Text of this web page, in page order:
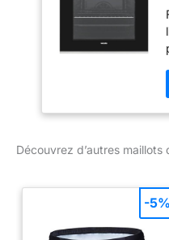
Découvrez d’autres maillots
-5%